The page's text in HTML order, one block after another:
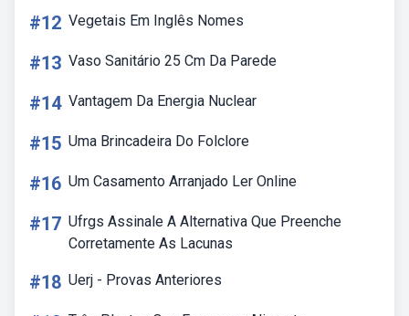
#12 Vegetais Em Inglês Nomes
#13 Vaso Sanitário 25 Cm Da Parede
#14 Vantagem Da Energia Nuclear
#15 Uma Brincadeira Do Folclore
#16 Um Casamento Arranjado Ler Online
#17 Ufrgs Assinale A Alternativa Que Preenche
Corretamente As Lacunas
#18 Uerj - Provas Anteriores